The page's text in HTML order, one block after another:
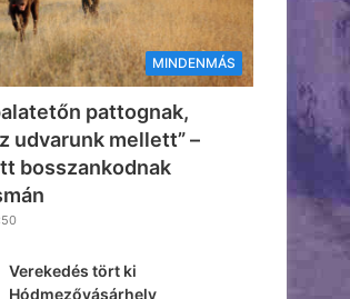
MINDENMÁS
pattognak,
udvarunk mellett” –
bosszankodnak
Verekedés tört ki
Hódmezővásárhely